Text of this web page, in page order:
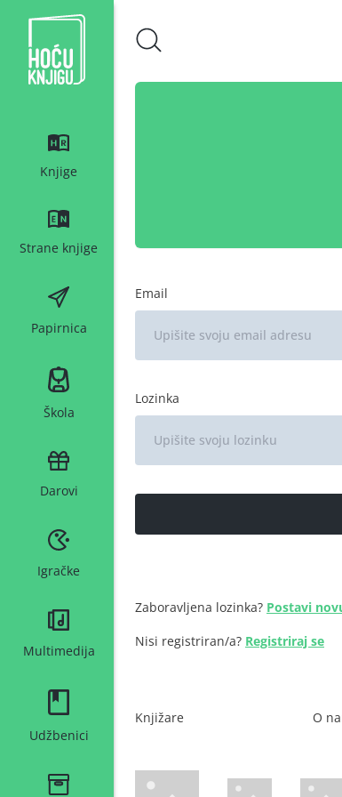
Hoću knjigu bijeli logo
Knjige
Strane knjige
Papirnica
Škola
Darovi
Igračke
Multimedija
Udžbenici
Email
Lozinka
Zaboravljena lozinka? Postavi
Nisi registriran/a? Registriraj se
Knjižare O
WsPay web stranicaMaestro web